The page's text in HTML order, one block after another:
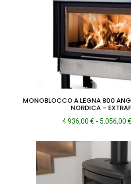
MONOBLOCCO A LEGNA 800
NORDICA –
4.936,00 € - 5.056,00 €